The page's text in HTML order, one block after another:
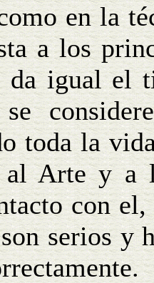
en la
a los
da igual el
toda la
Arte y a
con
serios y